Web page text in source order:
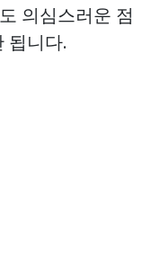
의심스러운 점
됩니다.